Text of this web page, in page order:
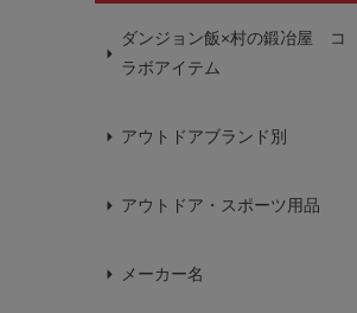
ダンジョン飯×村の鍛冶屋 コ
ラボアイテム
アウトドアブランド別
アウトドア・スポーツ用品
メーカー名